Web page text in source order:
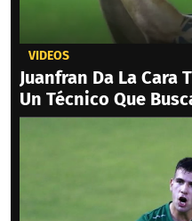
VIDEOS
Juanfran Da La Cara
Un Técnico Que